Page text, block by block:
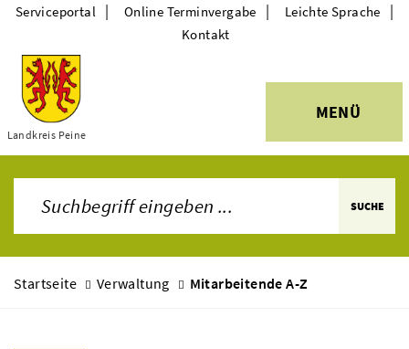
Themen
Landkreis Peine
MENÜ
Serviceportal | Online Terminvergabe | Leichte Sprache |
Kontakt
SUCHE
Startseite Verwaltung Mitarbeitende A-Z